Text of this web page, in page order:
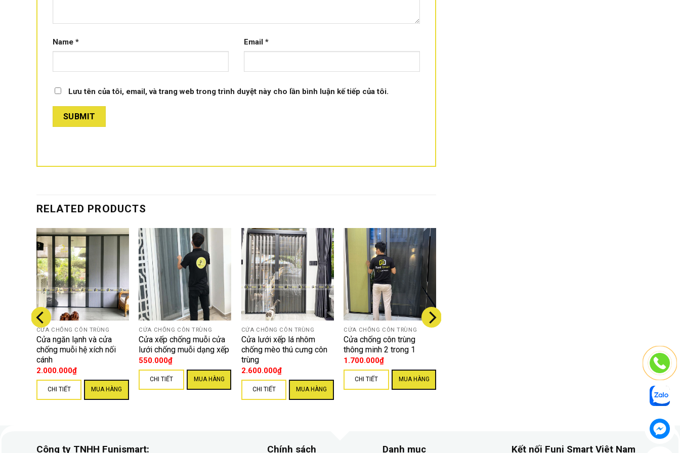
Cửa chống côn trùng cửa sổ cửa lưới muỗi cho cửa sổ
Name * Email *
Lưu tên của tôi, email, và trang web trong trình duyệt này cho lần bình luận kế tiếp của tôi.
RELATED PRODUCTS
CỬA CHỐNG CÔN TRÙNG
Cửa ngăn lạnh và cửa
chống muỗi hệ xích nối
cánh
2.000.000₫
CHI TIẾT MUA HÀNG
CỬA CHỐNG CÔN TRÙNG
Cửa xếp chống muỗi cửa
lưới chống muỗi dạng xếp
550.000₫
CHI TIẾT MUA HÀNG
CỬA CHỐNG CÔN TRÙNG
Cửa lưới xếp lá nhôm
chống mèo thú cưng côn
trùng
2.600.000₫
CHI TIẾT MUA HÀNG
CỬA CHỐNG CÔN TRÙNG
Cửa chống côn trùng
thông minh 2 trong 1
1.700.000₫
CHI TIẾT MUA HÀNG
Công ty TNHH Funismart: Chính sách Danh mục Kết nối Funi Smart Viêt Nam